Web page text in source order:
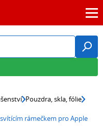
Pouzdra, skla, fólie
rámečkem pro Apple